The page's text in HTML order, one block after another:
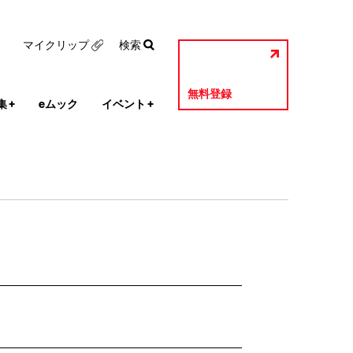
+ eムック イベント +
無料登録
マイクリップ 検索